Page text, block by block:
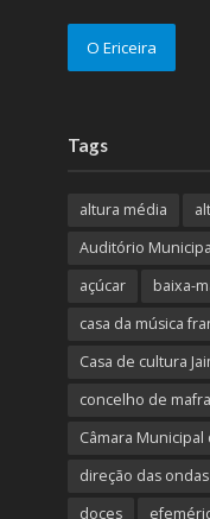
O Ericeira
Tags
altura média
Auditório
açúcar
baixa-
casa da música
Casa de cultura
concelho de mafra
Câmara Municipal
direção das ondas
doces